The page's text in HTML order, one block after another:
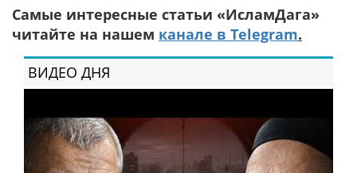
Самые интересные статьи «ИсламДага»
читайте на нашем канале в Telegram.
ВИДЕО ДНЯ